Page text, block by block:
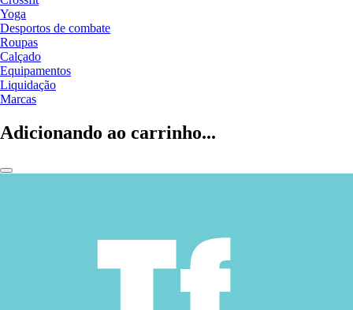
Yoga
Desportos de combate
Roupas
Calçado
Equipamentos
Liquidação
Marcas
Adicionando ao carrinho...